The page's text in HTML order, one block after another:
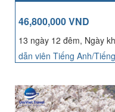
46,800,000 VND
13 ngày 12 đêm, Ngày
dẫn viên Tiếng Anh/